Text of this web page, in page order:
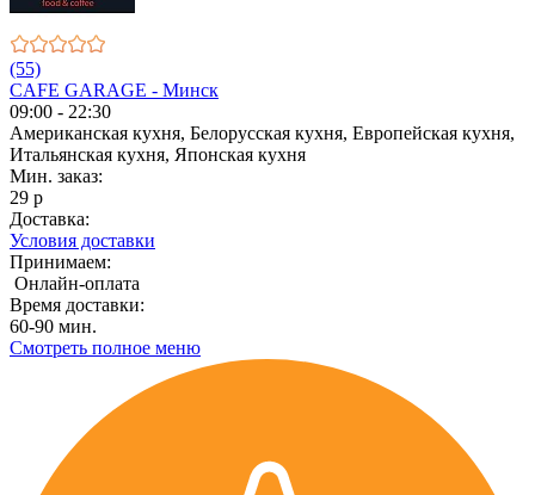
(55)
CAFE GARAGE - Минск
09:00 - 22:30
Американская кухня, Белорусская кухня, Европейская кухня,
Итальянская кухня, Японская кухня
Мин. заказ:
29 р
Доставка:
Условия доставки
Принимаем:
Онлайн-оплата
Время доставки:
60-90 мин.
Смотреть полное меню